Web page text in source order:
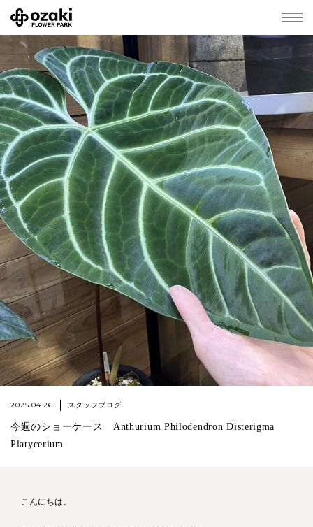
2025.04.26 スタッフブログ
今週のショーケース Anthurium Philodendron Disterigma
Platycerium
こんにちは。